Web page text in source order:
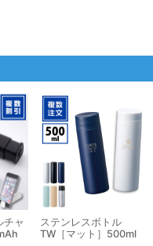
チャ
ステンレスボトル
TW［マット］500ml